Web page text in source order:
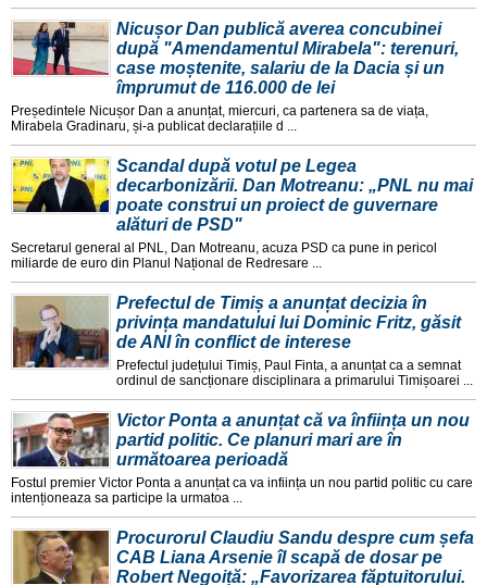
Nicușor Dan publică averea concubinei
după "Amendamentul Mirabela": terenuri,
case moștenite, salariu de la Dacia și un
împrumut de 116.000 de lei
Președintele Nicușor Dan a anunțat, miercuri, ca partenera sa de viața,
Mirabela Gradinaru, și-a publicat declarațiile d ...
Scandal după votul pe Legea
decarbonizării. Dan Motreanu: „PNL nu mai
poate construi un proiect de guvernare
alături de PSD"
Secretarul general al PNL, Dan Motreanu, acuza PSD ca pune in pericol
miliarde de euro din Planul Național de Redresare ...
Prefectul de Timiș a anunțat decizia în
privința mandatului lui Dominic Fritz, găsit
de ANI în conflict de interese
Prefectul județului Timiș, Paul Finta, a anunțat ca a semnat
ordinul de sancționare disciplinara a primarului Timișoarei ...
Victor Ponta a anunțat că va înființa un nou
partid politic. Ce planuri mari are în
următoarea perioadă
Fostul premier Victor Ponta a anunțat ca va inființa un nou partid politic cu care
intenționeaza sa participe la urmatoa ...
Procurorul Claudiu Sandu despre cum șefa
CAB Liana Arsenie îl scapă de dosar pe
Robert Negoiță: „Favorizarea făptuitorului.